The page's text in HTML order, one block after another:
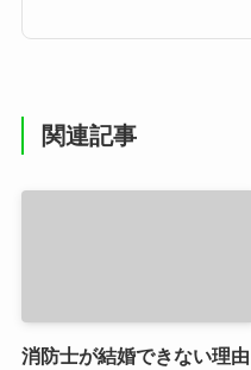
関連記事
消防士が結婚できない理由